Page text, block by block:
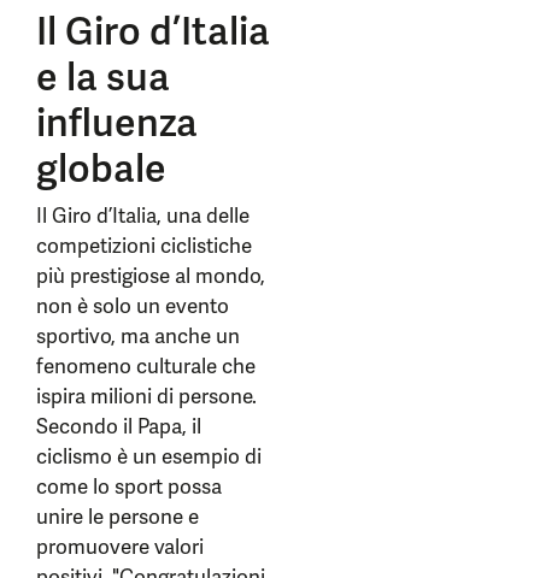
Il Giro d’Italia
e la sua
influenza
globale
Il Giro d’Italia, una delle
competizioni ciclistiche
più prestigiose al mondo,
non è solo un evento
sportivo, ma anche un
fenomeno culturale che
ispira milioni di persone.
Secondo il Papa, il
ciclismo è un esempio di
come lo sport possa
unire le persone e
promuovere valori